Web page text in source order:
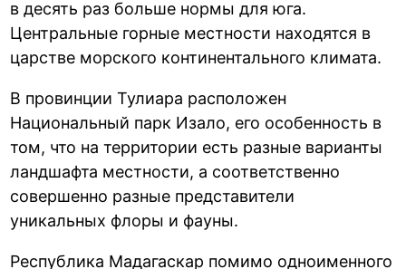
в десять раз больше нормы для юга.
Центральные горные местности находятся в
царстве морского континентального климата.
В провинции Тулиара расположен
Национальный парк Изало, его особенность в
том, что на территории есть разные варианты
ландшафта местности, а соответственно
совершенно разные представители
уникальных флоры и фауны.
Республика Мадагаскар помимо одноименного